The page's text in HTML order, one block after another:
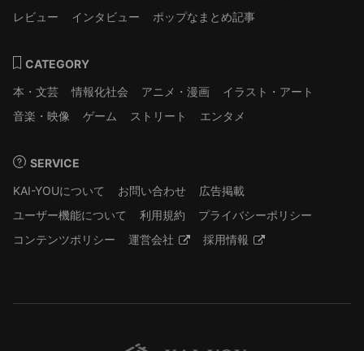
レビュー
インタビュー ポップなまとめ記事
CATEGORY
本・文芸
情報化社会 アニメ・漫画
イラスト・アート
音楽・映像
ゲーム ストリート エンタメ
SERVICE
KAI-YOUについて
お問い合わせ
広告掲載
ユーザー機能について
利用規約
プライバシーポリシー
コンテンツポリシー
運営会社 採用情報